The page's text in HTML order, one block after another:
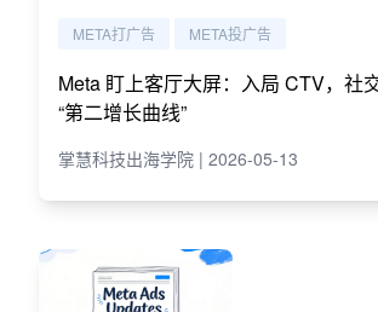
META打广告 META投广告
Meta 盯上客厅大屏：入局 CTV，社
“第二增长曲线”
掌慧科技出海学院 | 2026-05-13